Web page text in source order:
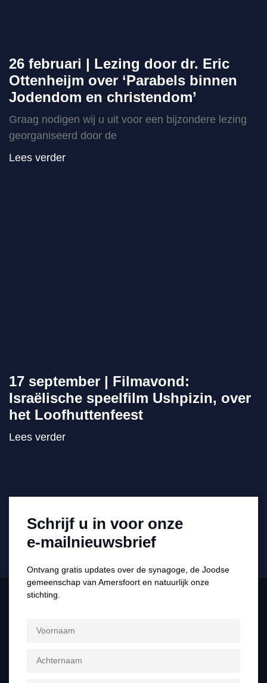
26 februari | Lezing door dr. Eric
Ottenheijm over ‘Parabels binnen
Jodendom en christendom’
Graag nodigen wij u uit voor een bijzondere lezing
georganiseerd door de
Lees verder
17 september | Filmavond:
Israëlische speelfilm Ushpizin, over
het Loofhuttenfeest
Lees verder
Schrijf u in voor onze
e-mailnieuwsbrief
Ontvang gratis updates over de synagoge, de Joodse
gemeenschap van Amersfoort en natuurlijk onze
stichting.